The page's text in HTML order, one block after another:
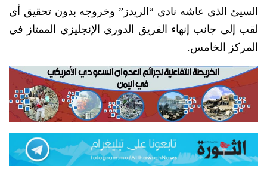
السيئ الذي عاشه نادي “الريدز” وخروجه بدون تحقيق أي
لقب إلى جانب إنهاء الفريق الدوري الإنجليزي الممتاز في
المركز الخامس.